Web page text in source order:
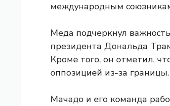
международным
Меда подчеркнул
президента Дональда
Кроме того, он отметил,
оппозицией из-за границы.
Мачадо и его команда